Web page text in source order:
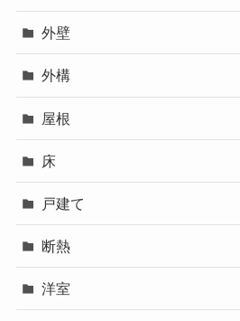
外壁
外構
屋根
床
戸建て
断熱
洋室